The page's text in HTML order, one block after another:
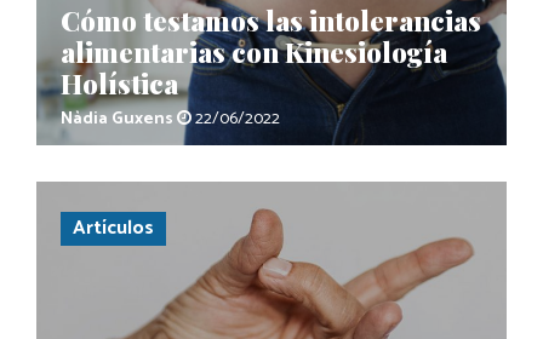
Cómo testamos las intolerancias
alimentarias con Kinesiología
Holística
Nàdia Guxens 22/06/2022
Artículos